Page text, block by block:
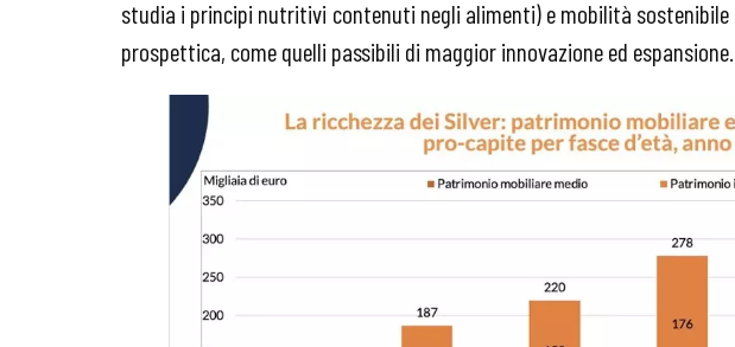
studia i principi nutritivi contenuti negli alimenti) e mobilità
prospettica, come quelli passibili di maggior innovazione ed espansione.